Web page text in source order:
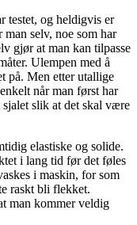
testet, og heldigvis er
man selv, noe som har
gjør at man kan tilpasse
Ulempen med å
på. Men etter utallige
når man først har
slik at det skal være
elastiske og solide.
i lang tid før det føles
i maskin, for som
raskt bli flekket.
man kommer veldig